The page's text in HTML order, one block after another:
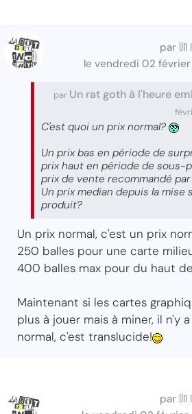
par Un
le vendredi 02 février
par Un rat goth à l'heure
C'est quoi un prix normal?
Un prix bas en période de
prix haut en période de sous-
prix de vente recommandé
Un prix median depuis la mise
produit?
Un prix normal, c'est un prix
250 balles pour une carte
400 balles max pour du haut
Maintenant si les cartes
plus à jouer mais à miner, il n'y
normal, c'est translucide!
par Un